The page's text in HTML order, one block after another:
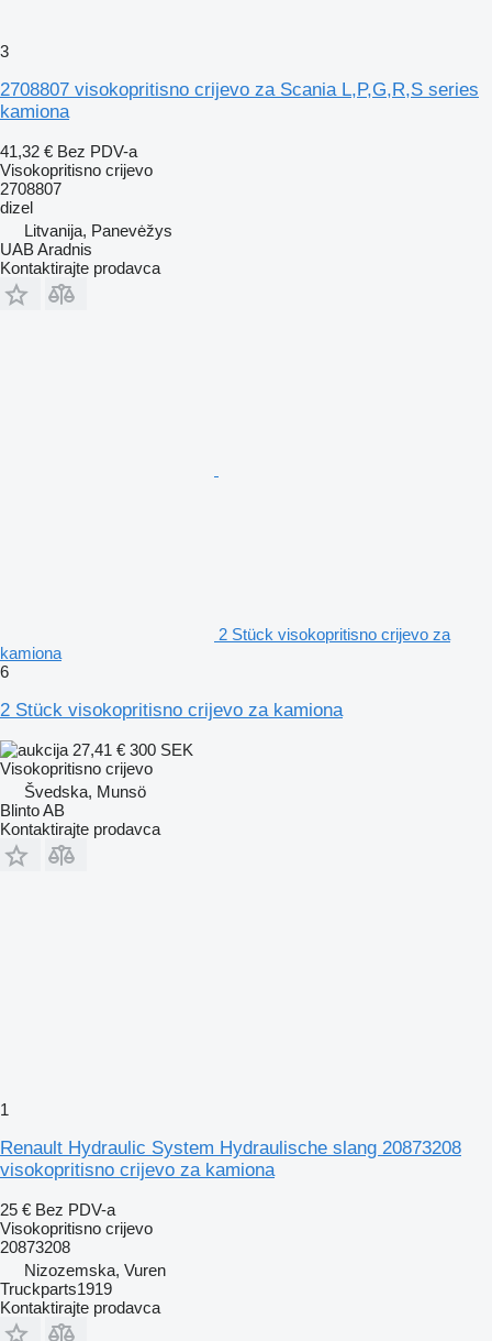
3
2708807 visokopritisno crijevo za Scania L,P,G,R,S series
kamiona
41,32 € Bez PDV-a
Visokopritisno crijevo
2708807
dizel
Litvanija, Panevėžys
UAB Aradnis
Kontaktirajte prodavca
2 Stück visokopritisno crijevo za
kamiona
6
2 Stück visokopritisno crijevo za kamiona
27,41 € 300 SEK
Visokopritisno crijevo
Švedska, Munsö
Blinto AB
Kontaktirajte prodavca
1
Renault Hydraulic System Hydraulische slang 20873208
visokopritisno crijevo za kamiona
25 € Bez PDV-a
Visokopritisno crijevo
20873208
Nizozemska, Vuren
Truckparts1919
Kontaktirajte prodavca